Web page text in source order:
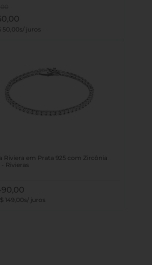
,00
50 00
Riviera em Prata 925 com Zircônia
Rivieras
00
149,00